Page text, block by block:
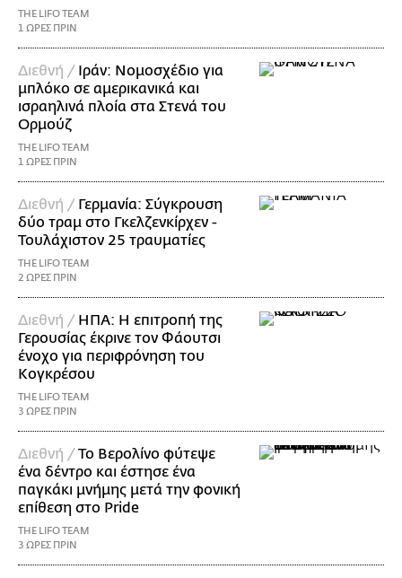
THE LIFO TEAM
1 ΩΡΕΣ ΠΡΙΝ
Διεθνή / Ιράν: Νομοσχέδιο για
μπλόκο σε αμερικανικά και
ισραηλινά πλοία στα Στενά του
Ορμούζ
THE LIFO TEAM
1 ΩΡΕΣ ΠΡΙΝ
Διεθνή / Γερμανία: Σύγκρουση
δύο τραμ στο Γκελζενκίρχεν -
Τουλάχιστον 25 τραυματίες
THE LIFO TEAM
2 ΩΡΕΣ ΠΡΙΝ
Διεθνή / ΗΠΑ: Η επιτροπή της
Γερουσίας έκρινε τον Φάουτσι
ένοχο για περιφρόνηση του
Κογκρέσου
THE LIFO TEAM
3 ΩΡΕΣ ΠΡΙΝ
Διεθνή /Το Βερολίνο φύτεψε
ένα δέντρο και έστησε ένα
παγκάκι μνήμης μετά την φονική
επίθεση στο Pride
THE LIFO TEAM
3 ΩΡΕΣ ΠΡΙΝ